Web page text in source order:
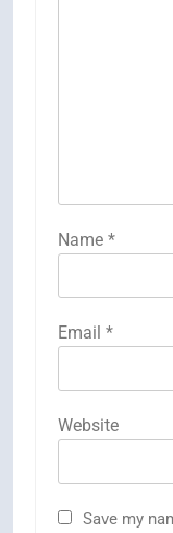
Name *
Email *
Website
Save my